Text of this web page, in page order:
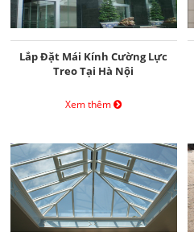
Lắp Đặt Mái Kính Cường Lực
Treo Tại Hà Nội
Xem thêm